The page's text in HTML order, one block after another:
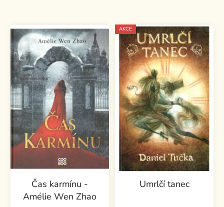
Čas karmínu -
Amélie Wen Zhao
AKCE
Umrlčí tanec